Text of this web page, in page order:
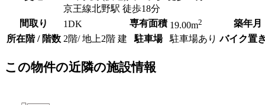
京王線北野駅 徒歩18分
間取り
1DK 専有面積 19.00m2
築年月
所在階 / 階数 2階/ 地上2階 建 駐車場 駐車場あり バイク置
この物件の近隣の施設情報